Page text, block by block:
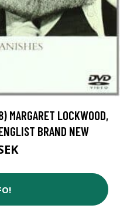
MARGARET LOCKWOOD,
BRAND NEW